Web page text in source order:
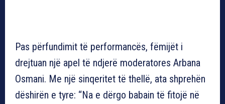
Pas përfundimit të performancës, fëmijët i
drejtuan një apel të ndjerë moderatores Arbana
Osmani. Me një sinqeritet të thellë, ata shprehën
dëshirën e tyre: “Na e dërgo babain të fitojë në